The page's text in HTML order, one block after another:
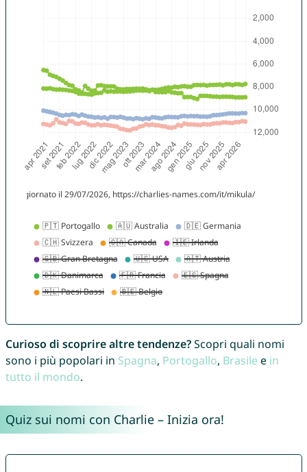
Curioso di scoprire altre tendenze?Scopri quali nomi
sono i più popolari in Spagna, Portogallo, Brasile e in
tutto il mondo.
Quiz sui nomi con Charlie – Inizia ora!